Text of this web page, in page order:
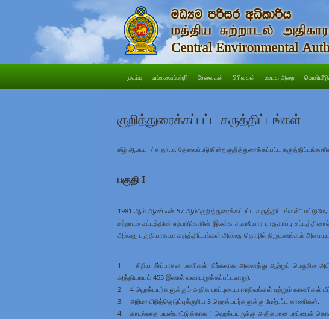
முகப்பு எங்களைப்பற்றி சேவைகள் பிரிவுகள் ஊடக அறை
குறித்துரைக்கப்பட்ட கருத்திட்டங்கள்
கீழ் ஆ.சு.ப. / சு.தா.ம. தேவைப்படுகின்ற குறித்துரைக்கப்பட்ட
பகுதி I
1981 ஆம் ஆண்டின் 57 ஆம்“குறித்துரைக்கப்பட்ட கருத்திட்டங்கள்”
சுற்றாடல் சட்டத்தின் ஏற்பாடுகளின் இலக்க கரையோர பாதுகாப்பு
அல்லது பகுதியாகவா கருத்திட்டங்கள் அல்லது தொழில் நிறுவனங்கள்
1. சிறிய நீர்ப்பாசன பணிகள் நீங்கலாக அனைத்து ஆற்றுப் பெருநில
அத்தியாயம் 453 இனால் வரையறுக்கப்பட்டவாறு).
2. 4 ஹெக்டயர்களுக்கும் அதிக பரப்புடைய ஈரநிலங்கள் மற்றும் காணிகள்
3. அரிமர பிரித்தெடுப்புக்குரிய 5 ஹெக்டயர்களுக்கு மேற்பட்ட காணிகள்.
4. காடல்லாத பயன்பாட்டுக்காக 1 ஹெக்டயருக்கு அதிகமான பரப்பைக்